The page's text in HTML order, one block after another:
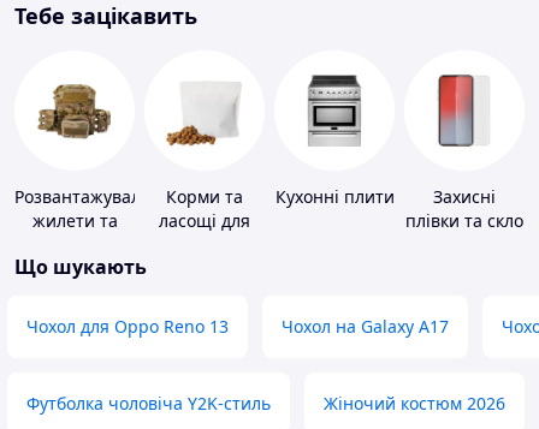
Тебе зацікавить
Розвантажувальні
жилети та
без плит
Корми та
ласощі для
Кухонні плити
Захисні
плівки та скло
Що шукають
Чохол для Oppo Reno 13 Чохол на Galaxy A17
Футболка чоловіча Y2K-стиль Жіночий костюм 2026